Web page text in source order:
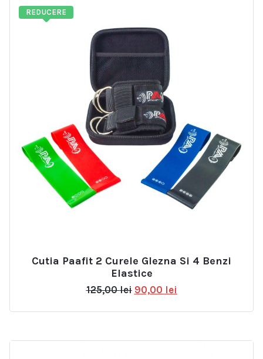
REDUCERE
Cutia Paafit 2 Curele Glezna Si 4 Benzi
Elastice
125,00lei Prețul
a
90,00 lei
este: